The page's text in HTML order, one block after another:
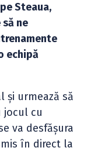
Steaua,
ne
echipă
și urmează să
jocul cu
va desfășura
în direct la